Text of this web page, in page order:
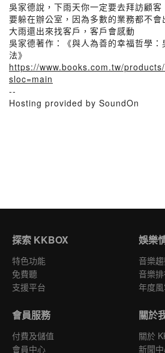
吳家德說，下雨天你一定要去拜訪顧
要躲在辦公室，因為多數的業務都不
大雨還出來找客戶，客戶會感動
吳家德著作：《與人為善的幸福哲學
法》
https://www.books.com.tw/
sloc=main
--
Hosting provided by SoundOn
探索 KKBOX
特色功能
免費聽
支援平台
娛樂
音樂
音樂
年度
會員服務
付費及儲值
會員中心
關於
關於
新聞